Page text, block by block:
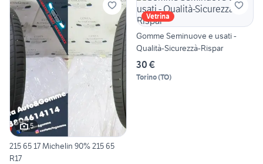
5
215 65 17 Michelin 90% 215 65
R17
Vetrina
Gomme Seminuove e usati -
Qualità-Sicurezzà-Rispar
30 €
Torino(TO)